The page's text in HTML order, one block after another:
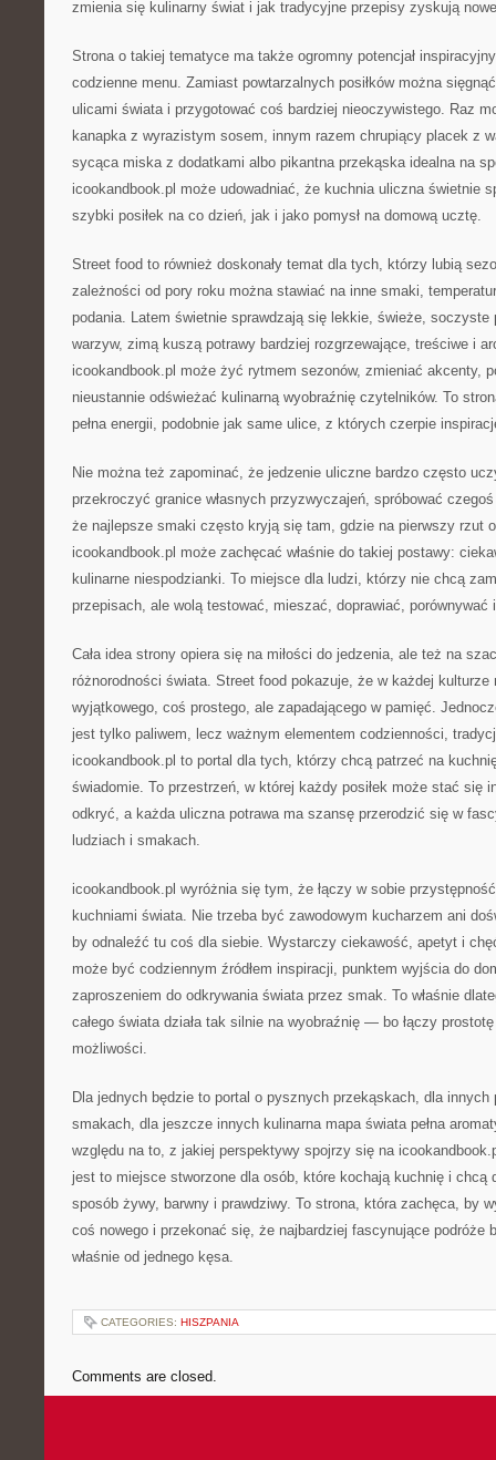
zmienia się kulinarny świat i jak tradycyjne przepisy zyskują
Strona o takiej tematyce ma także ogromny potencjał
codzienne menu. Zamiast powtarzalnych posiłków można
ulicami świata i przygotować coś bardziej nieoczywistego. Raz
kanapka z wyrazistym sosem, innym razem chrupiący placek z
sycąca miska z dodatkami albo pikantna przekąska idealna na
icookandbook.pl może udowadniać, że kuchnia uliczna świetnie
szybki posiłek na co dzień, jak i jako pomysł na domową ucztę.
Street food to również doskonały temat dla tych, którzy lubią
zależności od pory roku można stawiać na inne smaki,
podania. Latem świetnie sprawdzają się lekkie, świeże, soczyste
warzyw, zimą kuszą potrawy bardziej rozgrzewające, treściwe i
icookandbook.pl może żyć rytmem sezonów, zmieniać akcenty,
nieustannie odświeżać kulinarną wyobraźnię czytelników. To
pełna energii, podobnie jak same ulice, z których czerpie
Nie można też zapominać, że jedzenie uliczne bardzo często
przekroczyć granice własnych przyzwyczajeń, spróbować
że najlepsze smaki często kryją się tam, gdzie na pierwszy rzut
icookandbook.pl może zachęcać właśnie do takiej postawy:
kulinarne niespodzianki. To miejsce dla ludzi, którzy nie chcą
przepisach, ale wolą testować, mieszać, doprawiać, porównywać
Cała idea strony opiera się na miłości do jedzenia, ale też na
różnorodności świata. Street food pokazuje, że w każdej
wyjątkowego, coś prostego, ale zapadającego w pamięć.
jest tylko paliwem, lecz ważnym elementem codzienności,
icookandbook.pl to portal dla tych, którzy chcą patrzeć na
świadomie. To przestrzeń, w której każdy posiłek może stać się
odkryć, a każda uliczna potrawa ma szansę przerodzić się w
ludziach i smakach.
icookandbook.pl wyróżnia się tym, że łączy w sobie
kuchniami świata. Nie trzeba być zawodowym kucharzem ani
by odnaleźć tu coś dla siebie. Wystarczy ciekawość, apetyt i
może być codziennym źródłem inspiracji, punktem wyjścia do
zaproszeniem do odkrywania świata przez smak. To właśnie
całego świata działa tak silnie na wyobraźnię — bo łączy
możliwości.
Dla jednych będzie to portal o pysznych przekąskach, dla innych
smakach, dla jeszcze innych kulinarna mapa świata pełna
względu na to, z jakiej perspektywy spojrzy się na
jest to miejsce stworzone dla osób, które kochają kuchnię i chcą
sposób żywy, barwny i prawdziwy. To strona, która zachęca, by
coś nowego i przekonać się, że najbardziej fascynujące podróże
właśnie od jednego kęsa.
CATEGORIES: HISZPANIA
Comments are closed.